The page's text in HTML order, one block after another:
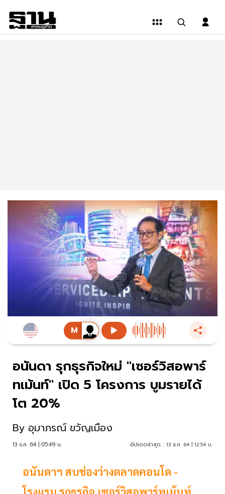
อนันดา รุกธุรกิจใหม่ "เซอร์วิสอพาร์
ทเม้นท์" เปิด 5 โครงการ บูมรายได้
โต 20%
By อุมาภรณ์ ขวัญเมือง
13 ธ.ค. 64 | 05:49 น. อัปเดตล่าสุด : 13 ธ.ค. 64 | 12:54 น.
อนันดาฯ สบช่องว่างตลาดคอนโด -